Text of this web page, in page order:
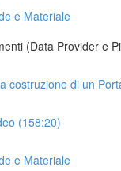
e Materiale
(Data Provider e
costruzione di un
(158:20)
e Materiale